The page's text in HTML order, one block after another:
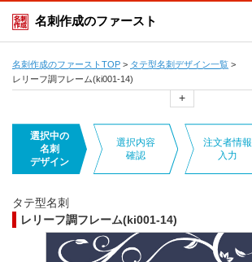
名刺作成のファースト
名刺作成のファーストTOP > タテ型名刺デザイン一覧 >
レリーフ調フレーム(ki001-14)
+
選択中の
名刺
デザイン
選択内容
確認
注文者情報
入力
タテ型名刺
レリーフ調フレーム(ki001-14)